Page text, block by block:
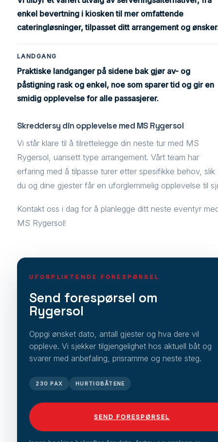
enkel bevertning i kiosken til mer omfattende
cateringløsninger, tilpasset ditt arrangement og
LANDGANG
Praktiske landganger på sidene bak gjør av- og
påstigning rask og enkel, noe som sparer tid og gir en
smidig opplevelse for alle passasjerer.
Skreddersy din opplevelse med MS Rygersol
Vi står klare til å tilrettelegge din neste tur med MS
Rygersol, uansett type arrangement. Vårt team har
erfaring med å tilpasse turer etter spesifikke behov, slik
du og dine gjester får en uforglemmelig opplevelse til
Kontakt oss i dag for å planlegge ditt neste eventyr
MS Rygersol!
UFORPLIKTENDE FORESPØRSEL
Send forespørsel om
Rygersol
Oppgi ønsket dato, antall gjester og hva dere vil
oppleve. Vi sjekker tilgjengelighet hos aktuell båt og
svarer med anbefaling, prisramme og neste steg.
230 PAX HURTIGBÅTENE
SEND FORESPØRSEL